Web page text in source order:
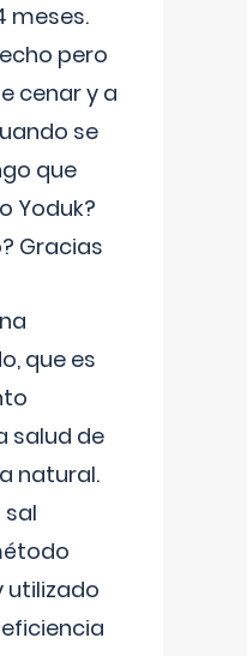
meses.
pero
cenar y a
se
que
Yoduk?
Gracias
que es
salud de
natural.
sal
utilizado